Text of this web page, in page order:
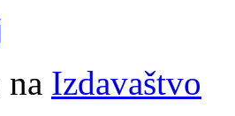
Izdavaštvo